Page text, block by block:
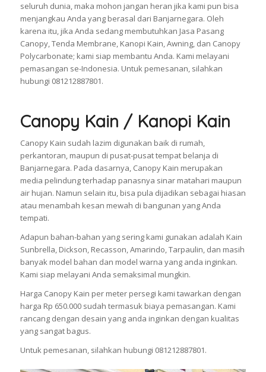
seluruh dunia, maka mohon jangan heran jika kami pun bisa
menjangkau Anda yang berasal dari Banjarnegara. Oleh
karena itu, jika Anda sedang membutuhkan Jasa Pasang
Canopy, Tenda Membrane, Kanopi Kain, Awning, dan Canopy
Polycarbonate; kami siap membantu Anda. Kami melayani
pemasangan se-Indonesia. Untuk pemesanan, silahkan
hubungi 081212887801.
Canopy Kain / Kanopi Kain
Canopy Kain sudah lazim digunakan baik di rumah,
perkantoran, maupun di pusat-pusat tempat belanja di
Banjarnegara. Pada dasarnya, Canopy Kain merupakan
media pelindung terhadap panasnya sinar matahari maupun
air hujan. Namun selain itu, bisa pula dijadikan sebagai hiasan
atau menambah kesan mewah di bangunan yang Anda
tempati.
Adapun bahan-bahan yang sering kami gunakan adalah Kain
Sunbrella, Dickson, Recasson, Amarindo, Tarpaulin, dan masih
banyak model bahan dan model warna yang anda inginkan.
Kami siap melayani Anda semaksimal mungkin.
Harga Canopy Kain per meter persegi kami tawarkan dengan
harga Rp 650.000 sudah termasuk biaya pemasangan. Kami
rancang dengan desain yang anda inginkan dengan kualitas
yang sangat bagus.
Untuk pemesanan, silahkan hubungi 081212887801.